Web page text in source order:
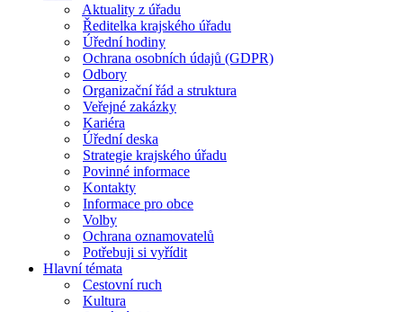
Aktuality z úřadu
Ředitelka krajského úřadu
Úřední hodiny
Ochrana osobních údajů (GDPR)
Odbory
Organizační řád a struktura
Veřejné zakázky
Kariéra
Úřední deska
Strategie krajského úřadu
Povinné informace
Kontakty
Informace pro obce
Volby
Ochrana oznamovatelů
Potřebuji si vyřídit
Hlavní témata
Cestovní ruch
Kultura